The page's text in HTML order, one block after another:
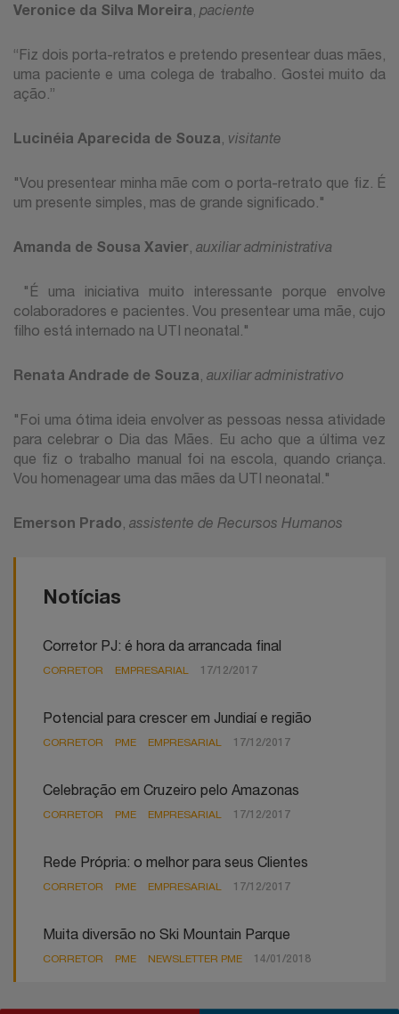
Veronice da Silva Moreira paciente
“Fiz dois porta-retratos e pretendo presentear duas mães,
uma paciente e uma colega de trabalho. Gostei muito da
ação.”
Lucinéia Aparecida de Souza visitante
"Vou presentear minha mãe com o porta-retrato que fiz. É
um presente simples, mas de grande significado."
Amanda de Sousa Xavier auxiliar administrativa
"É uma iniciativa muito interessante porque envolve
colaboradores e pacientes. Vou presentear uma mãe, cujo
filho está internado na UTI neonatal."
Renata Andrade de Souza auxiliar administrativo
"Foi uma ótima ideia envolver as pessoas nessa atividade
para celebrar o Dia das Mães. Eu acho que a última vez
que fiz o trabalho manual foi na escola, quando criança.
Vou homenagear uma das mães da UTI neonatal."
Emerson Prado assistente de Recursos Humanos
Notícias
Corretor PJ: é hora da arrancada final
CORRETOR EMPRESARIAL 17/12/2017
Potencial para crescer em Jundiaí e região
CORRETOR PME EMPRESARIAL 17/12/2017
Celebração em Cruzeiro pelo Amazonas
CORRETOR PME EMPRESARIAL 17/12/2017
Rede Própria: o melhor para seus Clientes
CORRETOR PME EMPRESARIAL 17/12/2017
Muita diversão no Ski Mountain Parque
CORRETOR PME NEWSLETTER PME 14/01/2018